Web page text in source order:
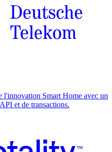
l'innovation Smart Home avec un
et de transactions.